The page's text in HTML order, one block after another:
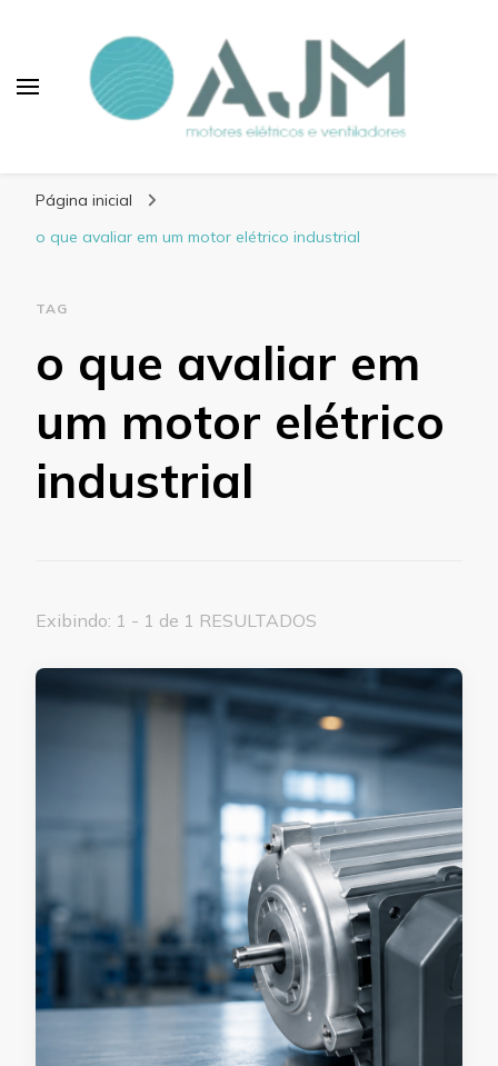
Elétricos e Ventiladores
Página inicial
o que avaliar em um motor elétrico industrial
TAG
o que avaliar em
um motor elétrico
industrial
Exibindo: 1 - 1 de 1 RESULTADOS